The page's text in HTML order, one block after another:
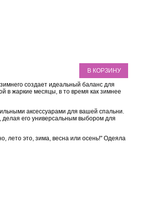
В КОРЗИНУ
создает идеальный баланс для
в жаркие месяцы, в то время как зимнее
аксессуарами для вашей спальни.
делая его универсальным выбором для
лето это, зима, весна или осень!" Одеяла